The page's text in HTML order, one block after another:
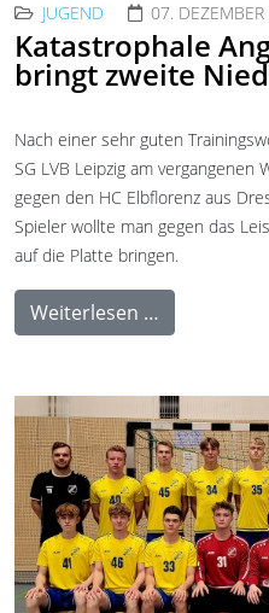
JUGEND 07.
Katastrophale
bringt zweite
Nach einer sehr guten
SG LVB Leipzig am vergangenen
gegen den HC Elbflorenz aus
Spieler wollte man gegen das
auf die Platte bringen.
Weiterlesen …